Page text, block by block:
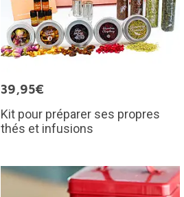
39,95€
Kit pour préparer ses propres
thés et infusions